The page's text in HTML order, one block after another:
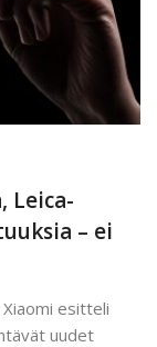
Leica-
– ei
esitteli
uudet